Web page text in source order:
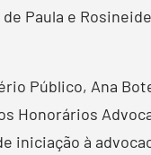
Paula e
Público, Ana
Honorários
iniciação à